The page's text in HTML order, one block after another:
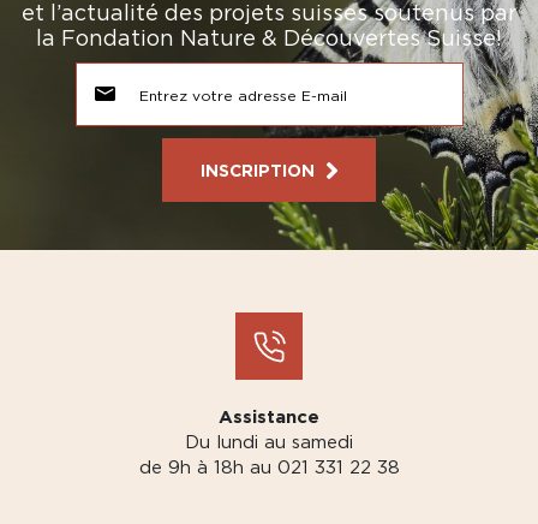
et l’actualité des projets suisses soutenus par
la Fondation Nature & Découvertes Suisse!
INSCRIPTION
Assistance
Du lundi au samedi
de 9h à 18h au 021 331 22 38